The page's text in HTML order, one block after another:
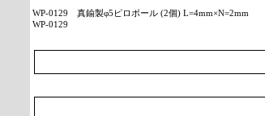
WP-0129
真鍮製φ5ピロボール (2個) L=4mm×N=2mm
WP-0129